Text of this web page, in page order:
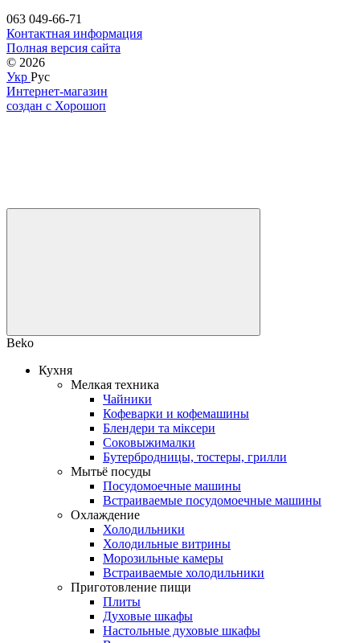
063 049-66-71
Контактная информация
Полная версия сайта
© 2026
Укр Рус
Интернет-магазин
создан с Хорошоп
Beko
Кухня
Мелкая техника
Чайники
Кофеварки и кофемашины
Блендери та міксери
Соковыжималки
Бутербродницы, тостеры, грилли
Мытьё посуды
Посудомоечные машины
Встраиваемые посудомоечные машины
Охлаждение
Холодильники
Холодильные витрины
Морозильные камеры
Встраиваемые холодильники
Приготовление пищи
Плиты
Духовые шкафы
Настольные духовые шкафы